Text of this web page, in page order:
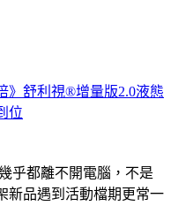
》舒利視®增量版2.0液態
位
乎都離不開電腦，不是
新品遇到活動檔期更常一